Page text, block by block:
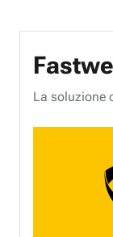
La soluzione